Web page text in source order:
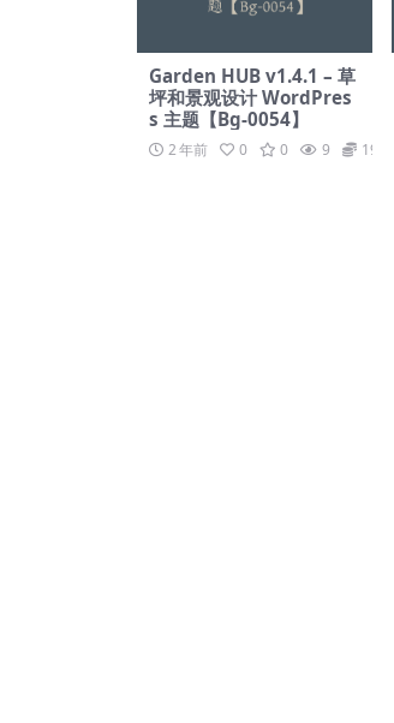
Garden HUB v1.4.1 – 草
坪和景观设计 WordPres
s 主题【Bg-0054】
2 年前 0 0 9 19.9